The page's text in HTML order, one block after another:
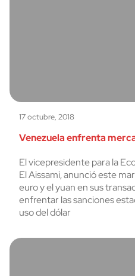
17 octubre, 2018
Venezuela enfrenta
El vicepresidente para la
El Aissami, anunció este
euro y el yuan en sus
enfrentar las sanciones
uso del dólar